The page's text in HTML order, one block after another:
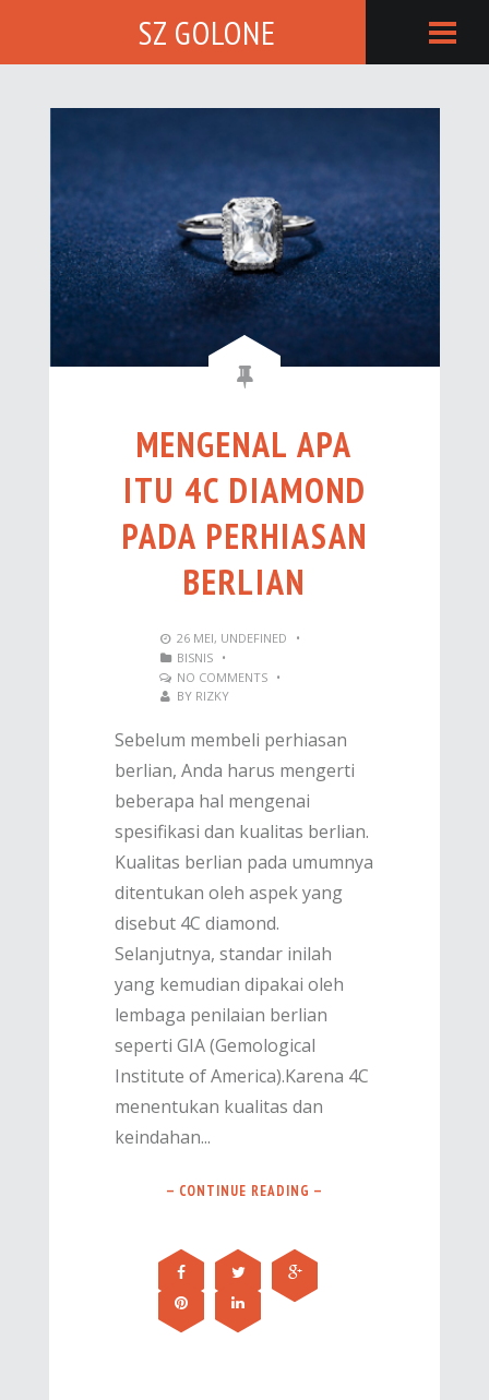
SZ GOLONE
MENGENAL APA
ITU 4C DIAMOND
PADA PERHIASAN
BERLIAN
26 MEI, UNDEFINED
•
BISNIS
•
NO COMMENTS
•
BY RIZKY
Sebelum membeli perhiasan
berlian, Anda harus mengerti
beberapa hal mengenai
spesifikasi dan kualitas berlian.
Kualitas berlian pada umumnya
ditentukan oleh aspek yang
disebut 4C diamond.
Selanjutnya, standar inilah
yang kemudian dipakai oleh
lembaga penilaian berlian
seperti GIA (Gemological
Institute of America).Karena 4C
menentukan kualitas dan
keindahan...
— CONTINUE READING —